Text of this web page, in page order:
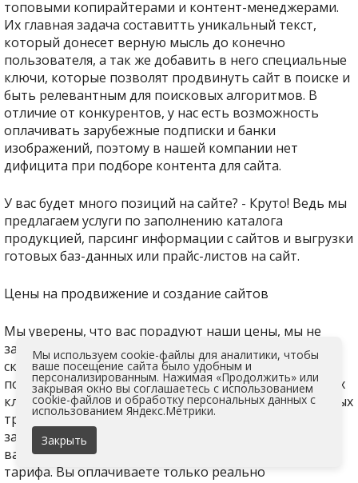
топовыми копирайтерами и контент-менеджерами.
Их главная задача составитть уникальный текст,
который донесет верную мысль до конечно
пользователя, а так же добавить в него специальные
ключи, которые позволят продвинуть сайт в поиске и
быть релевантным для поисковых алгоритмов. В
отличие от конкурентов, у нас есть возможность
оплачивать зарубежные подписки и банки
изображений, поэтому в нашей компании нет
дифицита при подборе контента для сайта.
У вас будет много позиций на сайте? - Круто! Ведь мы
предлагаем услуги по заполнению каталога
продукцией, парсинг информации с сайтов и выгрузки
готовых баз-данных или прайс-листов на сайт.
Цены на продвижение и создание сайтов
Мы уверены, что вас порадуют наши цены, мы не
зависим от курса валюты, и у нас не бывает резких
скачков цены. Ценообразование в нашей компании
построено на адекватности и доступности для наших
клиентов. Мы не приветствуем идею дополнительных
трат на услуги, которые не будут оказаны. Если вы
заказали разработку с заполнением 110 страниц, то
вам будет сформирован индивидуальный счет, без
тарифа. Вы оплачиваете только реально
Мы используем cookie-файлы для аналитики, чтобы
ваше посещение сайта было удобным и
персонализированным. Нажимая «Продолжить» или
закрывая окно вы соглашаетесь с использованием
cookie-файлов и обработку персональных данных с
использованием Яндекс.Метрики.
Закрыть